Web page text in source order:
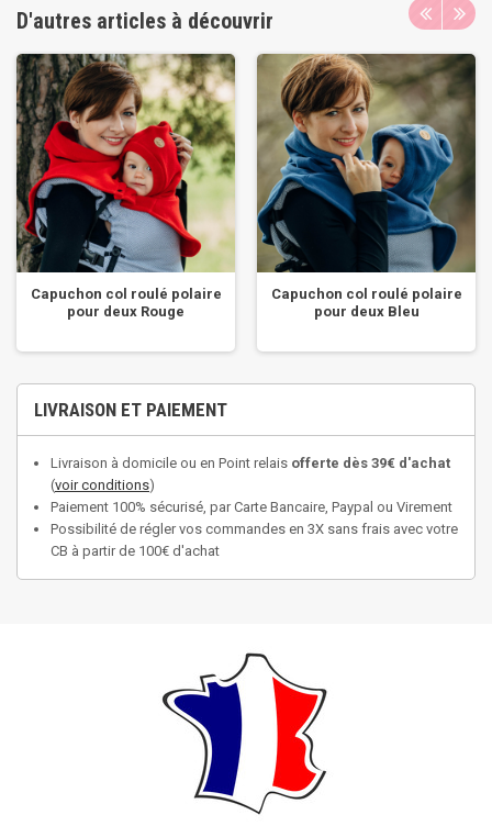
D'autres articles à découvrir
Capuchon col roulé polaire
pour deux Rouge
Capuchon col roulé polaire
pour deux Bleu
LIVRAISON ET PAIEMENT
Livraison à domicile ou en Point relais offerte dès 39€ d'achat
(voir conditions)
Paiement 100% sécurisé, par Carte Bancaire, Paypal ou Virement
Possibilité de régler vos commandes en 3X sans frais avec votre
CB à partir de 100€ d'achat